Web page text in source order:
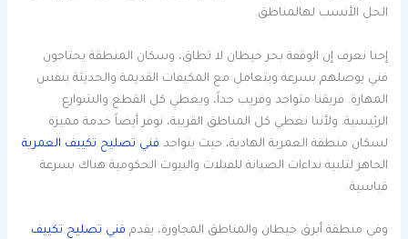
الحل الأنسب لهالمناطق.
إحنا نعرف إن الوقفة بحر خيطان لا تطاق، وسكان المنطقة يحتاجون
فني يوصلهم بسرعة ويتعامل مع المكيفات القديمة والحديثة بنفس
المهارة. فريقنا متواجد وقريب جداً، ويغطي كل القطع والشوارع
الرئيسية. ولأننا نغطي كل المناطق القريبة، نوفر أيضاً خدمة مميزة
لسكان منطقة العمرية الهادية، حيث يتواجد فني تصليح تكييف العمرية
الجاهز لتلبية نداءات الصيانة للفيلات والبيوت الحكومية هناك بسرعة
قياسية.
وفي منطقة أبرق خيطان والمناطق المجاورة، يقدم فني تصليح تكييف